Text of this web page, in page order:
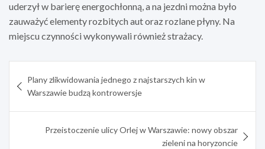
uderzył w barierę energochłonną, a na jezdni można było
zauważyć elementy rozbitych aut oraz rozlane płyny. Na
miejscu czynności wykonywali również strażacy.
wpisu
Plany zlikwidowania jednego z najstarszych kin w
Warszawie budzą kontrowersje
Przeistoczenie ulicy Orlej w Warszawie: nowy obszar
zieleni na horyzoncie